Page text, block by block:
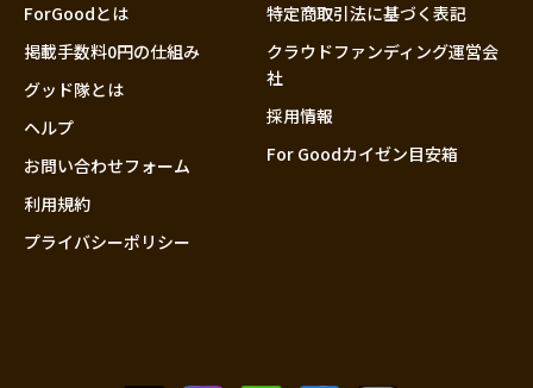
大分
ForGoodとは
掲載手数料0円の仕組み
グッド隊とは
ヘルプ
お問い合わせフォーム
利用規約
プライバシーポリシー
特定商取引法に基づく表記
クラウドファンディング運営会
社
採用情報
For Goodカイゼン目安箱